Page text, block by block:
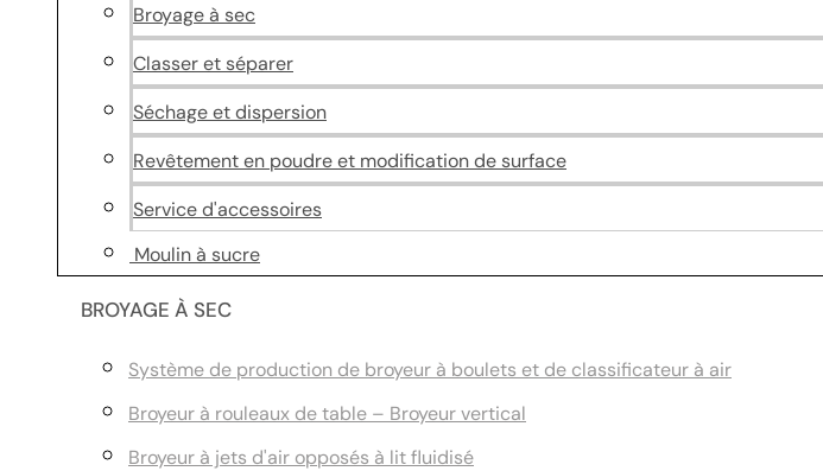
Broyage à sec
Classer et séparer
Séchage et dispersion
Revêtement en poudre et modification de surface
Service d'accessoires
Moulin à sucre
BROYAGE À SEC
Système de production de broyeur à boulets et de classificateur à air
Broyeur à rouleaux de table – Broyeur vertical
Broyeur à jets d'air opposés à lit fluidisé